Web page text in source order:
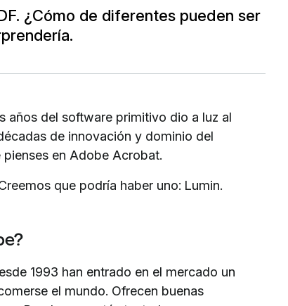
¿Cómo de diferentes pueden ser
años del software primitivo dio a luz al
de innovación y dominio del
pienses en Adobe Acrobat.
que podría haber uno: Lumin.
1993 han entrado en el mercado un
el mundo. Ofrecen buenas